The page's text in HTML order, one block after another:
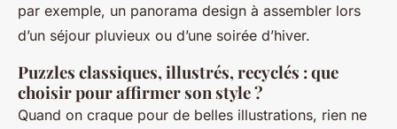
par exemple, un panorama design à assembler lors
d’un séjour pluvieux ou d’une soirée d’hiver.
Puzzles classiques, illustrés, recyclés : que
choisir pour affirmer son style ?
Quand on craque pour de belles illustrations, rien ne